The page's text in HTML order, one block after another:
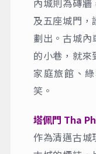
古城牆
清邁古城的城
2.5米，長約
外敵入侵。如
念的好地方。
古城呈四方形
著，清邁古城